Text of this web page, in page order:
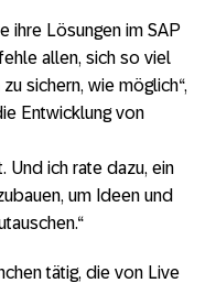
ihre Lösungen im SAP
allen, sich so viel
sichern, wie möglich“,
Entwicklung von
Und ich rate dazu, ein
um Ideen und
tätig, die von Live